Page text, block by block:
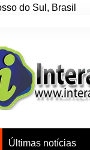
do Sul , Brasil
Últimas notícias